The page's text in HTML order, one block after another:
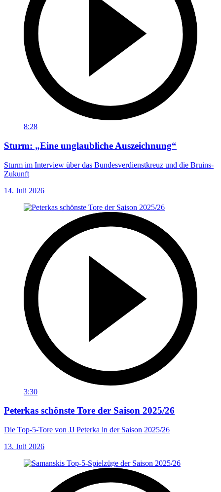
8:28
Sturm: „Eine unglaubliche Auszeichnung“
Sturm im Interview über das Bundesverdienstkreuz und die Bruins-
Zukunft
14. Juli 2026
3:30
Peterkas schönste Tore der Saison 2025/26
Die Top-5-Tore von JJ Peterka in der Saison 2025/26
13. Juli 2026